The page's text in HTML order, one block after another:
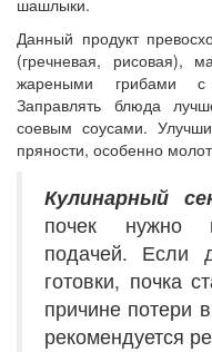
шашлыки.
Данный продукт
(гречневая, рисовая),
жареными грибами с
Заправлять блюда
соевым соусами.
пряности, особенно
Кулинарный
почек нужно
подачей. Если
готовки, почка
причине потери
рекомендуется